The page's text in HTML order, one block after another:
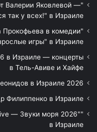
Валерии Яковлевой —
так у всех!" в Израиле
Прокофьева в комедии
игры" в Израиле
в Израиле — концерты
в Тель-Авиве и Хайфе
в Израиле 2026
Филиппенко в Израиле
— Звуки моря 2026"
в Израиле